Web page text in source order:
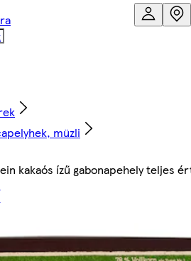
müzli
kakaós ízű gabonapehely teljes